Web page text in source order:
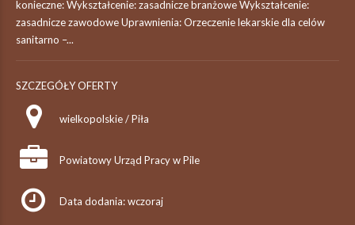
konieczne: Wykształcenie: zasadnicze branżowe Wykształcenie:
zasadnicze zawodowe Uprawnienia: Orzeczenie lekarskie dla celów
sanitarno –...
SZCZEGÓŁY OFERTY
wielkopolskie / Piła
Powiatowy Urząd Pracy w Pile
Data dodania: wczoraj